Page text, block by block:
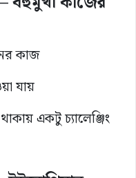
কাজ
যায়
একটু চ্যালেঞ্জিং